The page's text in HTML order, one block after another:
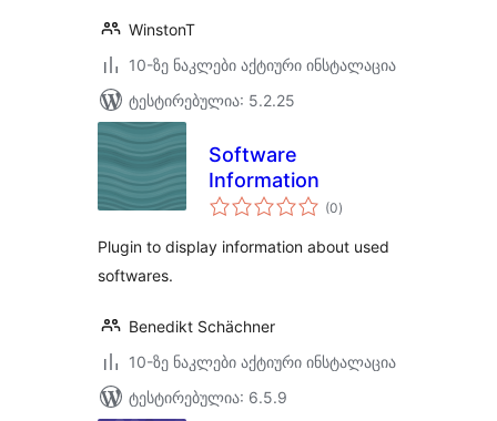
WinstonT
10-ზე ნაკლები აქტიური ინსტალაცია
ტესტირებულია: 5.2.25
Software
Information
(0საერთო
რეიტინგი
)
Plugin to display information about used
softwares.
Benedikt Schächner
10-ზე ნაკლები აქტიური ინსტალაცია
ტესტირებულია: 6.5.9